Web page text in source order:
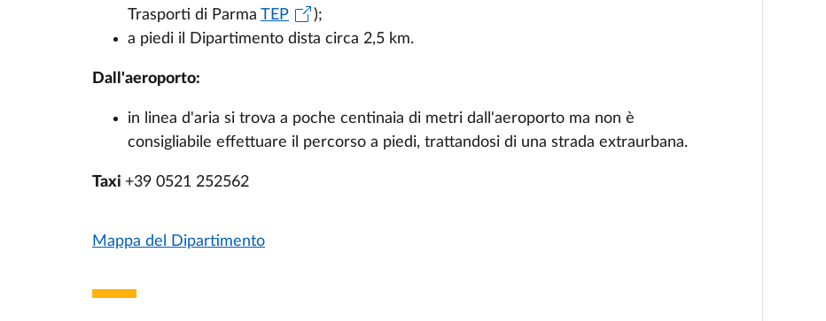
Trasporti di ParmaTEP
);
a piedi il Dipartimento dista circa 2,5 km.
Dall'aeroporto:
in linea d'aria si trova a poche centinaia di metri dall'aeroporto ma non è
consigliabile effettuare il percorso a piedi, trattandosi di una strada extraurbana.
Taxi +39 0521 252562
Mappa del Dipartimento